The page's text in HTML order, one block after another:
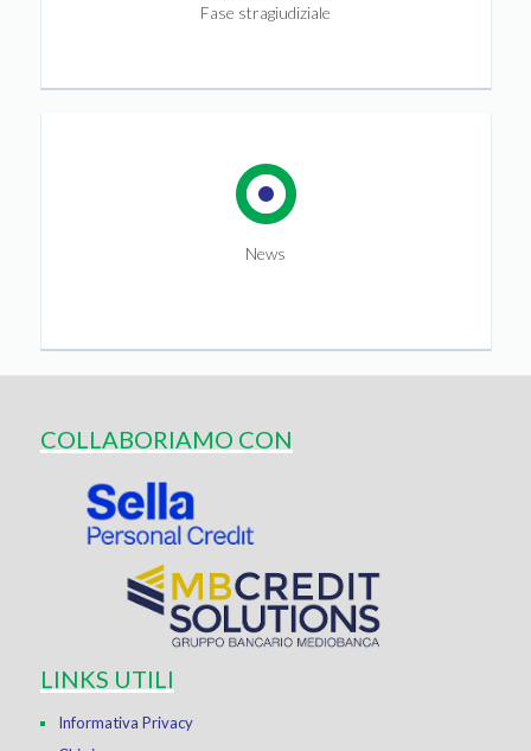
Fase stragiudiziale
News
COLLABORIAMO CON
LINKS UTILI
Informativa Privacy